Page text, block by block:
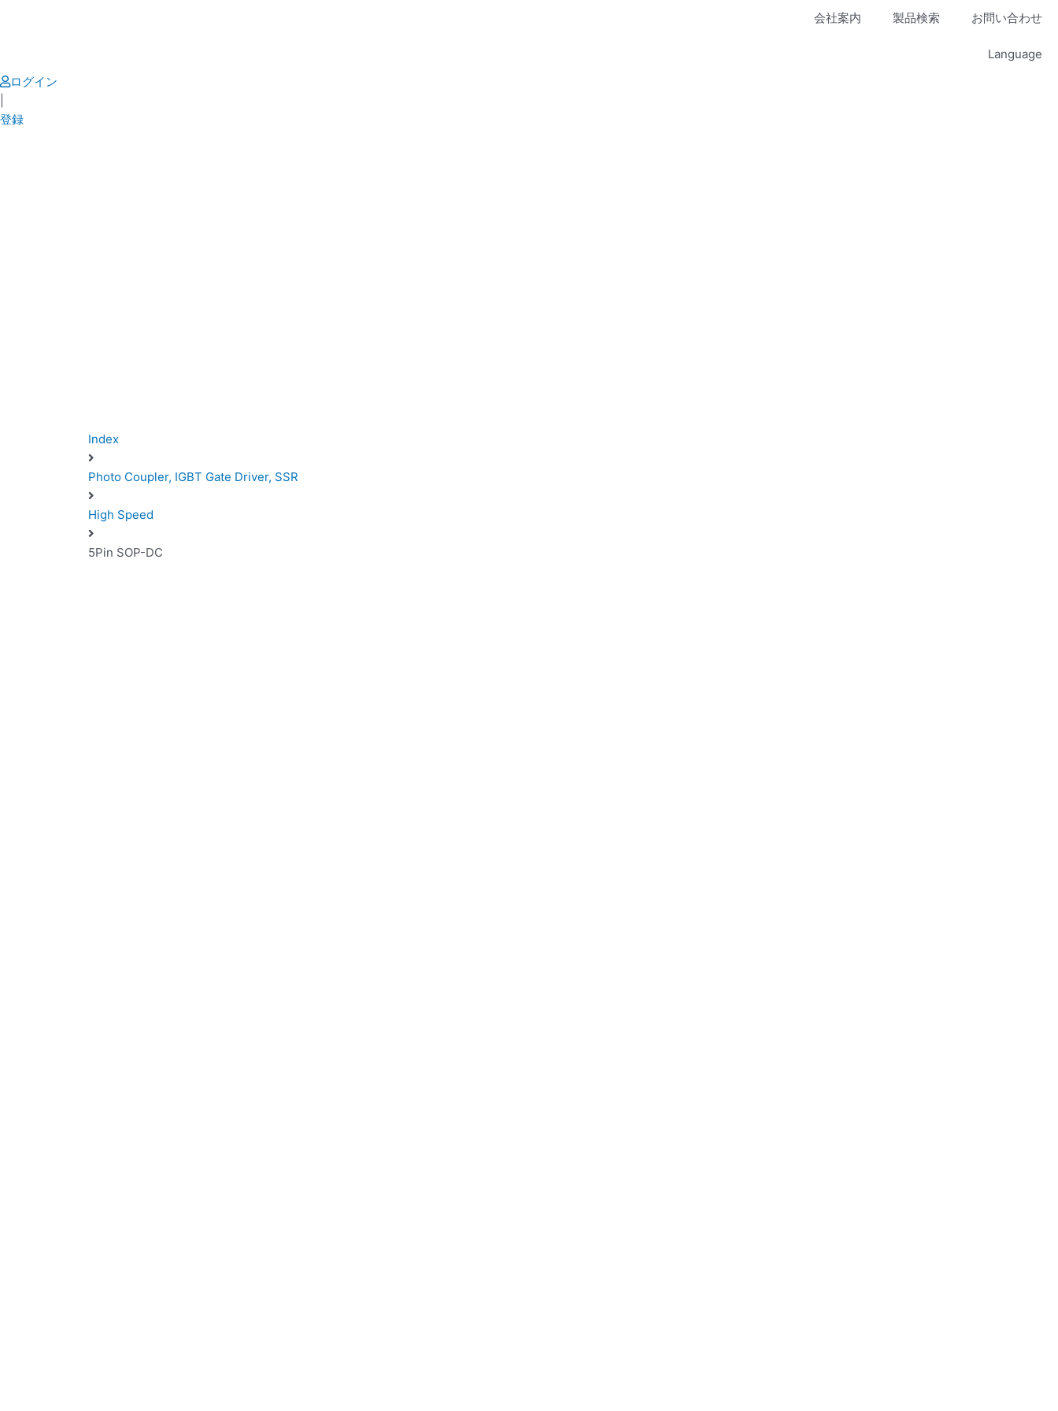
会社案内 製品検索 お問い合わせ
Language
ログイン
登録
Index
Photo Coupler, IGBT Gate Driver, SSR
High Speed
5Pin SOP-DC